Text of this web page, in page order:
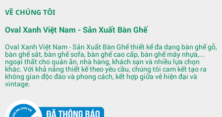
Quầy Bar 123
VỀ CHÚNG TÔI
Oval Xanh Việt Nam - Sản Xuất Bàn Ghế
Oval Xanh Việt Nam - Sản Xuất Bàn Ghế thiết kế đa dạng bàn ghế gỗ,
bàn ghế sắt, bàn ghế sofa, bàn ghế cao cấp, bàn ghế mây nhựa,...
ngoại thất cho quán ăn, nhà hàng, khách sạn và nhiều lựa chọn
khác. Với khả năng thiết kế theo yêu cầu, chúng tôi cam kết tạo ra
không gian độc đáo và phong cách, kết hợp giữa vẻ hiện đại và
vintage.